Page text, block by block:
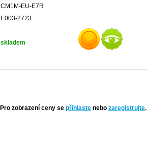
CM1M-EU-E7R
E003-2723
skladem
Pro zobrazení ceny se přihlaste nebo zaregistrujte.